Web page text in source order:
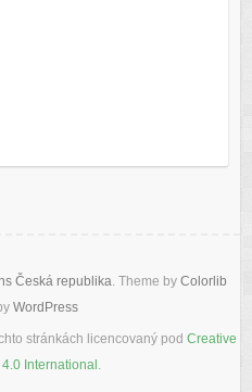
Česká republika. Theme by Colorlib
WordPress
stránkách licencovaný pod Creative
International .